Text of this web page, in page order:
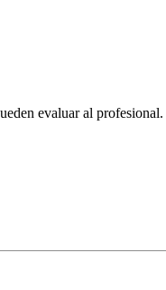
evaluar al profesional.